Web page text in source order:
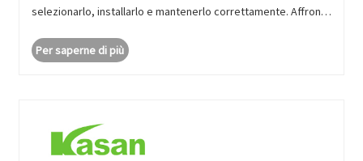
selezionarlo, installarlo e mantenerlo correttamente. Affronta
protezione da so......
Per saperne di più